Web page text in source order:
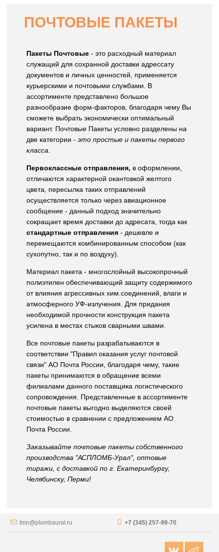
ПОЧТОВЫЕ ПАКЕТЫ
Пакеты Почтовые - это расходный материал
служащий для сохранной доставки адрессату
документов и личных ценностей, применяется
курьерскими и почтовыми службами. В
ассортименте представлено большое
разнообразие форм-факторов, благодаря чему Вы
сможете выбрать экономически оптимальный
вариант. Почтовые Пакеты условно разделены на
две категории - это простые и пакеты первого
класса.
Первоклассные отправления, в оформлении,
отличаются характерной окантовкой желтого
цвета, пересылка таких отправлений
осуществляется только через авиационное
сообщение - данный подход значительно
сокращает время доставки до адресата, тогда как
стандартные отправления - дешевле и
перемещаются комбинированным способом (как
сухопутно, так и по воздуху).
Материал пакета - многослойный высокопрочный
полиэтилен обеспечивающий защиту содержимого
от влияния агрессивных хим.соединений, влаги и
атмосферного УФ-излучения. Для придания
необходимой прочности конструкция пакета
усилена в местах стыков сварными швами.
Все почтовые пакеты разрабатываются в
соответствии "Правил оказания услуг почтовой
связи" АО Почта России, благодаря чему, такие
пакеты принимаются в обращение всеми
филиалами данного поставщика логистического
сопровождения. Представленные в ассортименте
почтовые пакеты выгодно выделяются своей
стоимостью в сравнении с предложением АО
Почта России.
Заказывайте почтовые пакеты собственного
производства "АСПЛОМБ-Урал", оптовые
тиражи, с доставкой по г. Екатеринбургу,
Челябинску, Перми!
tmn@plombaural.ru +7 (345) 257-99-70